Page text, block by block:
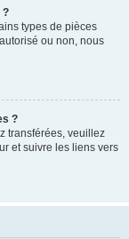
?
types de pièces
ou non, nous
?
transférées, veuillez
et suivre les liens vers